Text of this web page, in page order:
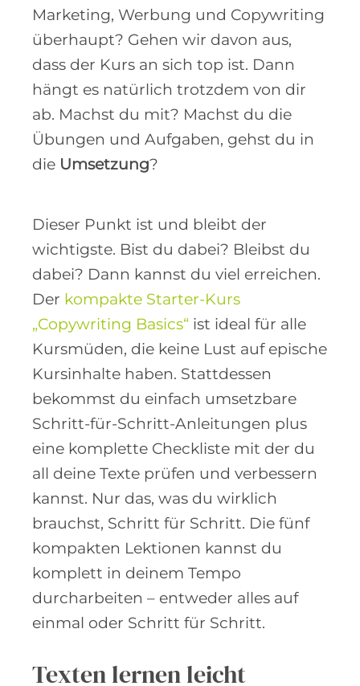
Marketing, Werbung und Copywriting
überhaupt? Gehen wir davon aus,
dass der Kurs an sich top ist. Dann
hängt es natürlich trotzdem von dir
ab. Machst du mit? Machst du die
Übungen und Aufgaben, gehst du in
die Umsetzung?
Dieser Punkt ist und bleibt der
wichtigste. Bist du dabei? Bleibst du
dabei? Dann kannst du viel erreichen.
Der kompakte Starter-Kurs
„Copywriting Basics“ ist ideal für alle
Kursmüden, die keine Lust auf epische
Kursinhalte haben. Stattdessen
bekommst du einfach umsetzbare
Schritt-für-Schritt-Anleitungen plus
eine komplette Checkliste mit der du
all deine Texte prüfen und verbessern
kannst. Nur das, was du wirklich
brauchst, Schritt für Schritt. Die fünf
kompakten Lektionen kannst du
komplett in deinem Tempo
durcharbeiten – entweder alles auf
einmal oder Schritt für Schritt.
Texten lernen leicht